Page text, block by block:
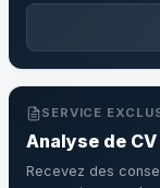
SERVICE
Analyse de
Recevez des